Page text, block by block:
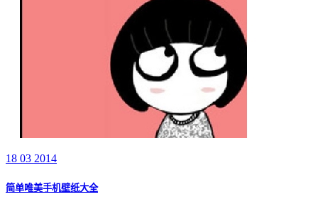
18 03 2014
简单唯美手机壁纸大全